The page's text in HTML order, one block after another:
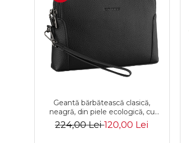
Geantă bărbătească clasică,
neagră, din piele ecologică, cu
fermoar - Rovicky PTR-R-SDR-01-
1631 BLACK
224,00 Lei120,00 Lei